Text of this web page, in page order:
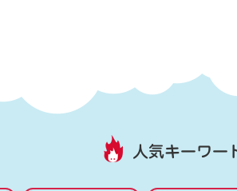
人気キーワー